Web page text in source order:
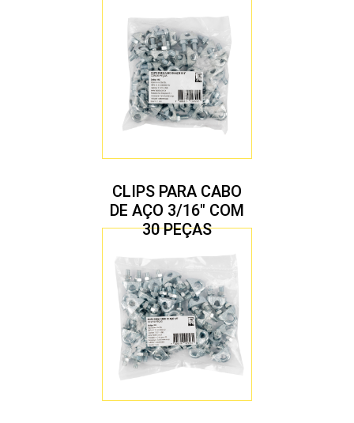
CLIPS PARA CABO
DE AÇO 3/16″ COM
30 PEÇAS